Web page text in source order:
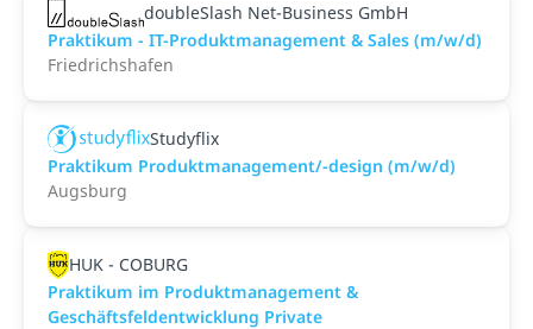
doubleSlash Net-Business GmbH
Praktikum - IT-Produktmanagement & Sales (m/w/d)
Friedrichshafen
Studyflix
Praktikum Produktmanagement/-design (m/w/d)
Augsburg
HUK - COBURG
Praktikum im Produktmanagement &
Geschäftsfeldentwicklung Private